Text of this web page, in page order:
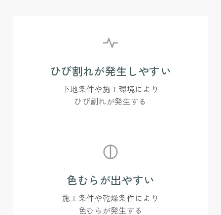
ひび割れが発生しやすい
下地条件や施工環境により
ひび割れが発生する
色むらが出やすい
施工条件や乾燥条件により
色むらが発生する